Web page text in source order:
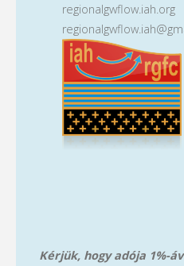
regionalgwflow.iah.org
Kérjük, hogy adója 1%-